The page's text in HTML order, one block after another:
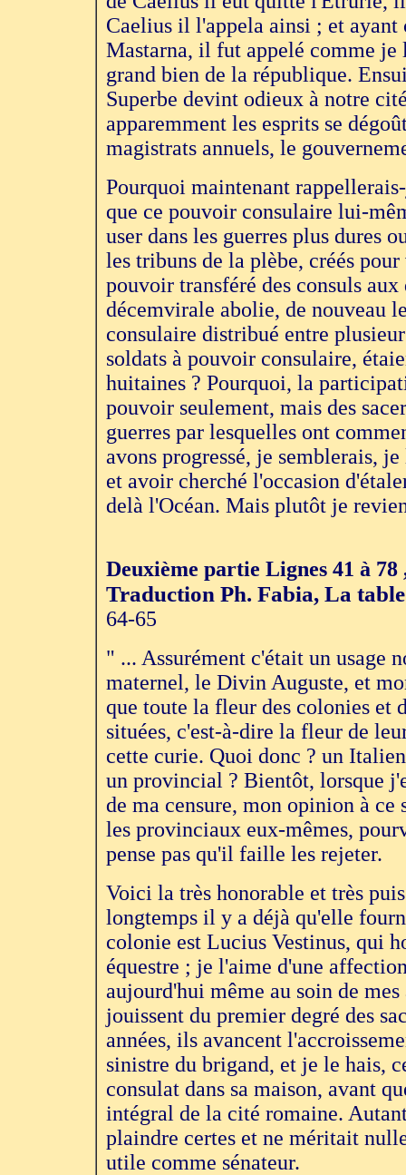
Caelius il l'appela ainsi ; et ayant
Mastarna, il fut appelé comme
grand bien de la république.
Superbe devint odieux à notre
apparemment les esprits se
magistrats annuels, le
Pourquoi maintenant
que ce pouvoir consulaire lui-
user dans les guerres plus dures
les tribuns de la plèbe, créés
pouvoir transféré des consuls
décemvirale abolie, de nouveau
consulaire distribué entre
soldats à pouvoir consulaire,
huitaines ? Pourquoi, la
pouvoir seulement, mais des
guerres par lesquelles ont
avons progressé, je semblerais,
et avoir cherché l'occasion
delà l'Océan. Mais plutôt je
Deuxième partie Lignes 41 à
Traduction Ph. Fabia, La
64-65
" ... Assurément c'était un usage
maternel, le Divin Auguste, et
que toute la fleur des colonies et
situées, c'est-à-dire la fleur de
cette curie. Quoi donc ? un
un provincial ? Bientôt, lorsque
de ma censure, mon opinion à
les provinciaux eux-mêmes,
pense pas qu'il faille les rejeter.
Voici la très honorable et très
longtemps il y a déjà qu'elle
colonie est Lucius Vestinus, qui
équestre ; je l'aime d'une
aujourd'hui même au soin de
jouissent du premier degré des
années, ils avancent
sinistre du brigand, et je le hais,
consulat dans sa maison, avant
intégral de la cité romaine.
plaindre certes et ne méritait
utile comme sénateur.